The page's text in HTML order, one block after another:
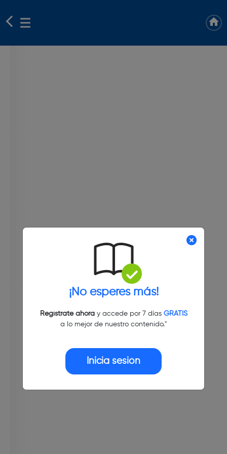
¡No esperes más!
Regístrate ahoray accede por 7 días GRATIS
a lo mejor de nuestro contenido."
Inicia sesión